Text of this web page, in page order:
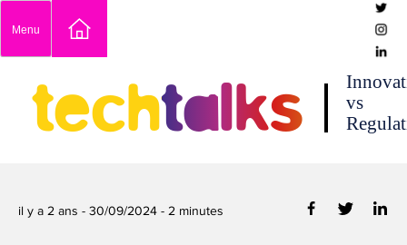
content
Menu
techtalks
vs
il y a 2 ans - 30/09/2024 - 2 minutes